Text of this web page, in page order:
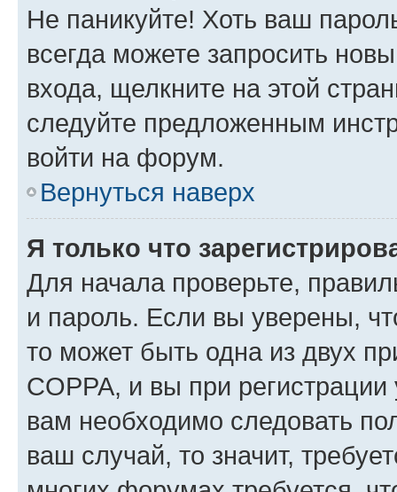
Не паникуйте! Хоть ваш
всегда можете запросить
входа, щелкните на этой
следуйте предложенным
войти на форум.
Вернуться наверх
Я только что
Для начала проверьте,
и пароль. Если вы уверены,
то может быть одна из двух
COPPA, и вы при
вам необходимо следовать
ваш случай, то значит,